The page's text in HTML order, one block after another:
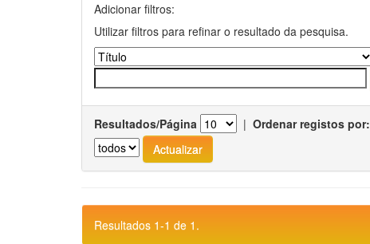
Adicionar filtros:
Utilizar filtros para refinar o resultado da pesquisa.
Resultados/Página | Ordenar registos por:
Resultados 1-1 de 1.